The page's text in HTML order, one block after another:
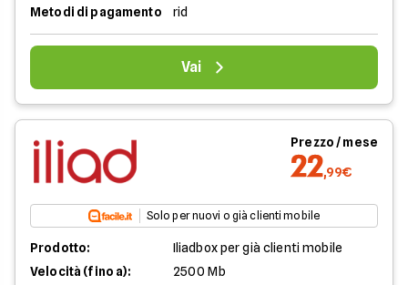
Metodi di pagamento
rid
Vai
Prezzo / mese
22,99€
Solo per nuovi o già clienti mobile
Prodotto:
Iliadbox per già clienti mobile
Velocità (fino a):
2500 Mb